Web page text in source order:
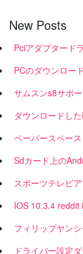
New Posts
Pciアダプタード
PCのダウンロー
サムスンs8サポ
ダウンロードし
ペーパースペー
Sdカード上の
スポーツテレビ
IOS 10.3.4 reddit
フィリップヤン
ドライバー設定